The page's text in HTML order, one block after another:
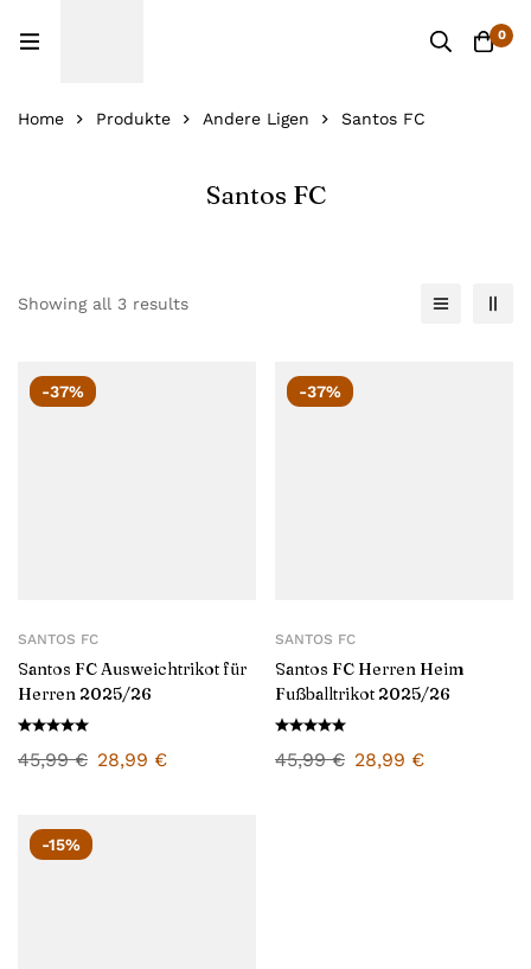
0
Home Produkte Andere Ligen Santos FC
Santos FC
Showing all 3 results
-37%
SANTOS FC
Santos FC Ausweichtrikot für
Herren 2025/26
45,99€ 28,99 €
-37%
SANTOS FC
Santos FC Herren Heim
Fußballtrikot 2025/26
45,99€ 28,99 €
-15%